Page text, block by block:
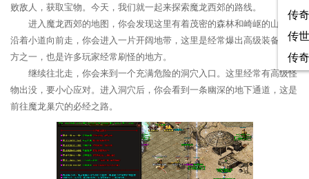
传
传
传
败敌人，获取宝物。今天，我们就一起来探索魔龙西郊的路线。
进入魔龙西郊的地图，你会发现这里有着茂密的森林和崎岖的山脉。
沿着小道向前走，你会进入一片开阔地带，这里是经常爆出高级装备的地
方之一，也是许多玩家经常刷怪的地方。
继续往北走，你会来到一个充满危险的洞穴入口。这里经常有高级怪
物出没，要小心应对。进入洞穴后，你会看到一条幽深的地下通道，这是
前往魔龙巢穴的必经之路。